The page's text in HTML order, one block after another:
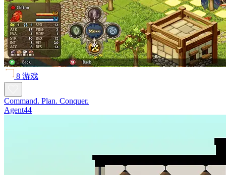
8 游戏
Command. Plan. Conquer.
Agent44